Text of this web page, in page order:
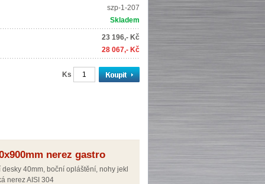
szp-1-207
Skladem
23 196,- Kč
28 067,- Kč
Ks
nerez gastro
40mm, boční opláštění, nohy jekl
nerez AISI 304